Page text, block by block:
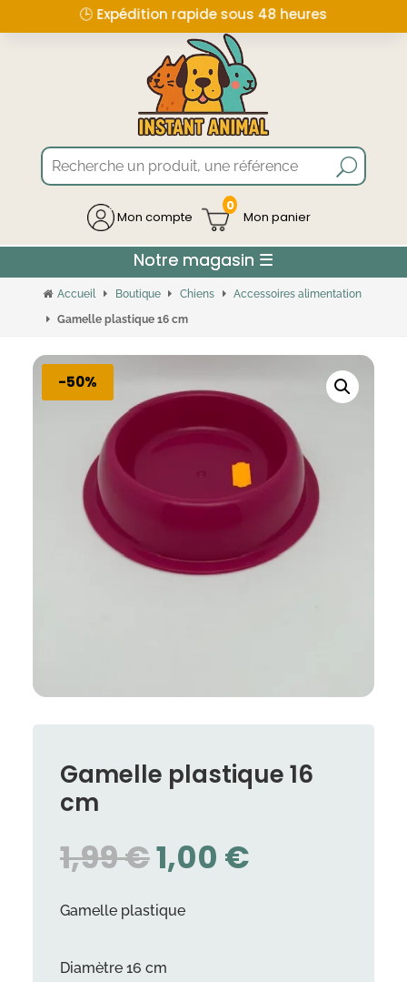
🕒 Expédition rapide sous 48 heures
Mon compte
0
Accueil Boutique Chiens
Accessoires alimentation
Gamelle plastique 16 cm
-50%
Gamelle plastique 16
cm
1,99€LE
PRIX
INITIAL
ÉTAIT :
1,99 €.
1,00 €LE
Gamelle plastique
Diamètre 16 cm